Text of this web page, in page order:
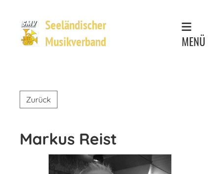
Seeländischer
Musikverband
MENÜ
Zurück
Markus Reist